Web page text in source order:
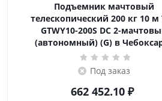
Подъемник мачтовый
телескопический 200 кг 10 м TOR
GTWY10-200S DC 2-
(автономный) (G) в
Под заказ
662 452.10₽